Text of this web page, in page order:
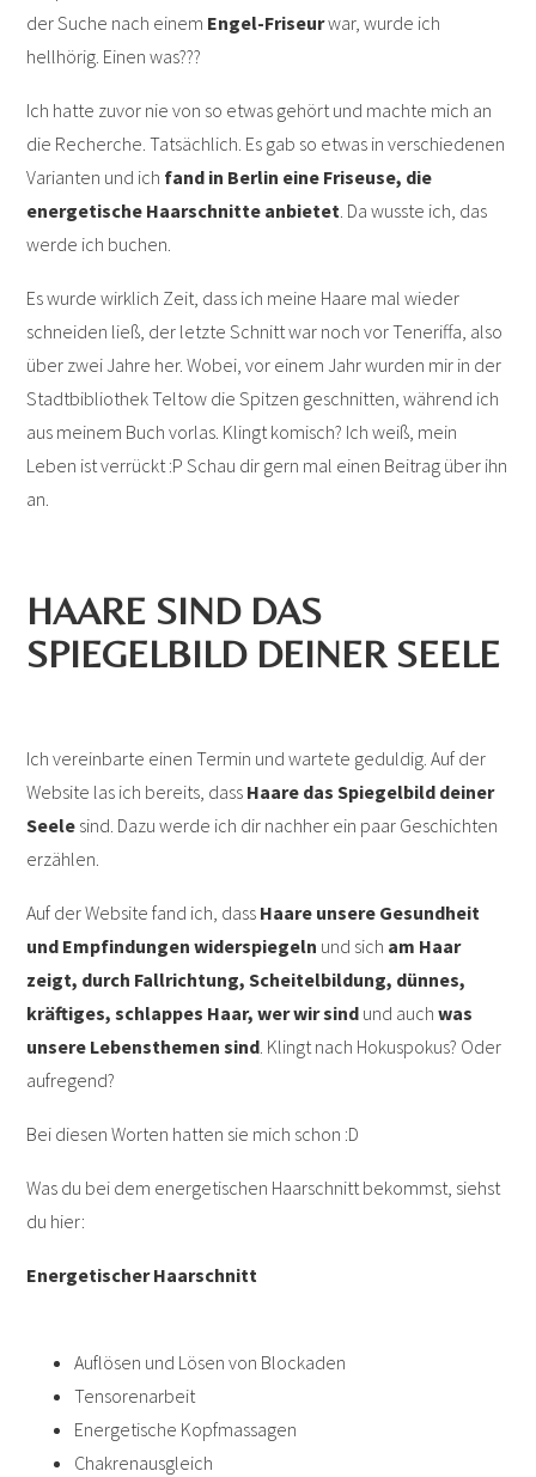
der Suche nach einem Engel-Friseurwar, wurde ich
hellhörig. Einen was???
Ich hatte zuvor nie von so etwas gehört und machte mich an
die Recherche. Tatsächlich. Es gab so etwas in verschiedenen
Varianten und ich fand in Berlin eine Friseuse, die
energetische Haarschnitte anbietet. Da wusste ich, das
werde ich buchen.
Es wurde wirklich Zeit, dass ich meine Haare mal wieder
schneiden ließ, der letzte Schnitt war noch vor Teneriffa, also
über zwei Jahre her. Wobei, vor einem Jahr wurden mir in der
Stadtbibliothek Teltow die Spitzen geschnitten, während ich
aus meinem Buch vorlas. Klingt komisch? Ich weiß, mein
Leben ist verrückt :P Schau dir gern mal einen Beitrag über ihn
an.
HAARE SIND DAS
SPIEGELBILD DEINER SEELE
Ich vereinbarte einen Termin und wartete geduldig. Auf der
Website las ich bereits, dass Haare das Spiegelbild deiner
Seele sind. Dazu werde ich dir nachher ein paar Geschichten
erzählen.
Auf der Website fand ich, dass Haare unsere Gesundheit
und Empfindungen widerspiegeln und sich am Haar
zeigt, durch Fallrichtung, Scheitelbildung, dünnes,
kräftiges, schlappes Haar, wer wir sind und auch was
unsere Lebensthemen sind. Klingt nach Hokuspokus? Oder
aufregend?
Bei diesen Worten hatten sie mich schon :D
Was du bei dem energetischen Haarschnitt bekommst, siehst
du hier:
Energetischer Haarschnitt
Auflösen und Lösen von Blockaden
Tensorenarbeit
Energetische Kopfmassagen
Chakrenausgleich